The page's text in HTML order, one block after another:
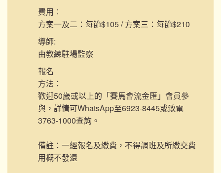
費用︰
方案一及二：每節$105 / 方案三：每節$210
導師:
由教練駐場監察
報名
方法：
歡迎50歲或以上的「賽馬會流金匯」會員參
與，詳情可WhatsApp至6923-8445或致電
3763-1000查詢。
備註：一經報名及繳費，不得調班及所繳交費
用概不發還